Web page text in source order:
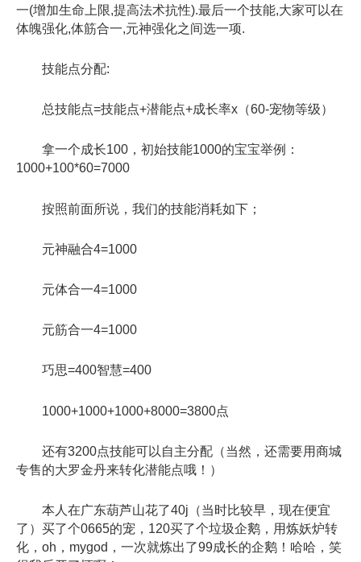
一(增加生命上限,提高法术抗性).最后一个技能,大家可以在
体魄强化,体筋合一,元神强化之间选一项.
技能点分配:
总技能点=技能点+潜能点+成长率x（60-宠物等级）
拿一个成长100，初始技能1000的宝宝举例：
1000+100*60=7000
按照前面所说，我们的技能消耗如下；
元神融合4=1000
元体合一4=1000
元筋合一4=1000
巧思=400智慧=400
1000+1000+1000+8000=3800点
还有3200点技能可以自主分配（当然，还需要用商城
专售的大罗金丹来转化潜能点哦！）
本人在广东葫芦山花了40j（当时比较早，现在便宜
了）买了个0665的宠，120买了个垃圾企鹅，用炼妖炉转
化，oh，mygod，一次就炼出了99成长的企鹅！哈哈，笑